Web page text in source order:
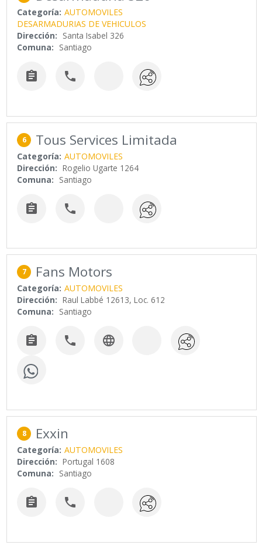
Categoría: AUTOMOVILES
DESARMADURIAS DE VEHICULOS
Dirección: Santa Isabel 326
Comuna: Santiago
 
6 Tous Services Limitada
Categoría: AUTOMOVILES
Dirección: Rogelio Ugarte 1264
Comuna: Santiago
 
7 Fans Motors
Categoría: AUTOMOVILES
Dirección: Raul Labbé 12613, Loc. 612
Comuna: Santiago
  
8 Exxin
Categoría: AUTOMOVILES
Dirección: Portugal 1608
Comuna: Santiago
 